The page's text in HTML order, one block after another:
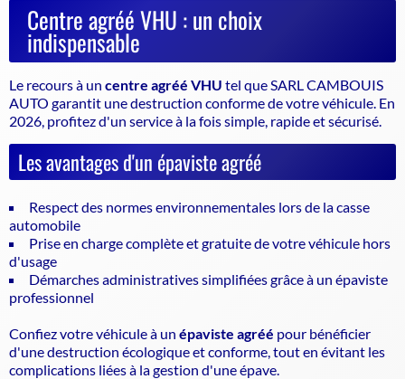
Centre agréé VHU : un choix
indispensable
Le recours à un centre agréé VHU tel que SARL CAMBOUIS
AUTO garantit unedestruction conforme de votre véhicule . En
2026, profitez d'un service à la fois simple, rapide et sécurisé.
Les avantages d'un épaviste agréé
Respect des normes environnementales lors de la casse
automobile
Prise en charge complète et gratuite de votre véhicule hors
d'usage
Démarches administratives simplifiées grâce à un épaviste
professionnel
Confiez votre véhicule à un épaviste agréé pour bénéficier
d'une destruction écologique et conforme, tout en évitant les
complications liées à la gestion d'une épave.